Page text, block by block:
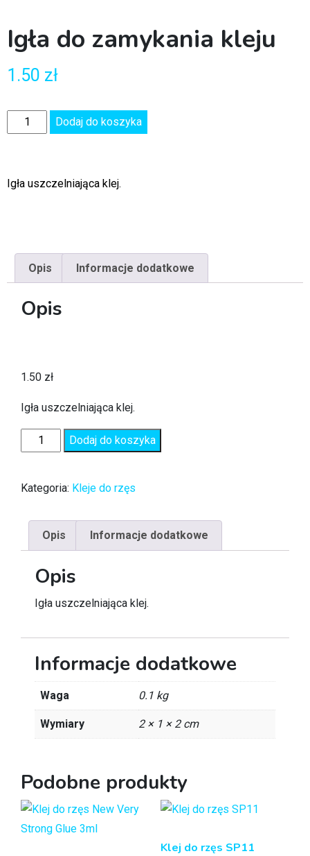
Igła do zamykania kleju
1.50 zł
Dodaj do koszyka
Igła uszczelniająca klej.
Opis Informacje dodatkowe
Opis
1.50 zł
Igła uszczelniająca klej.
Dodaj do koszyka
Kategoria: Kleje do rzęs
Opis Informacje dodatkowe
Opis
Igła uszczelniająca klej.
Informacje dodatkowe
Waga 0.1 kg
Wymiary 2 × 1 × 2 cm
Podobne produkty
Klej do rzęs SP11